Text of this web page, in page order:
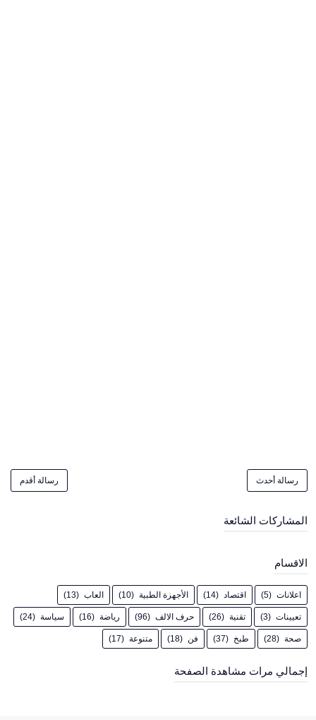
رسالة أحدث رسالة أقدم
المشاركات الشائعة
الاقسام
اعلانات (5) اقتصاد (14) الأجهزة الطبية (10) العاب (13)
تعيينات (3) تقنية (26) حرف الالف (96) رياضة (16) سياسة (24)
صحة (28) طبخ (37) فن (18) متنوعة (17)
إجمالي مرات مشاهدة الصفحة